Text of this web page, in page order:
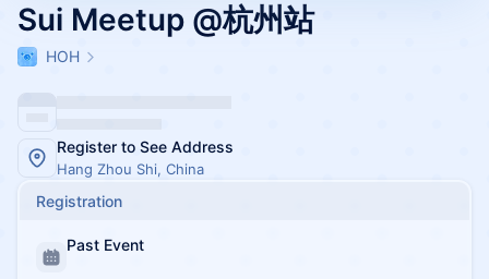
Sui Meetup @杭州站
HOH
Register to See Address
Hang Zhou Shi, China
Registration
Past Event